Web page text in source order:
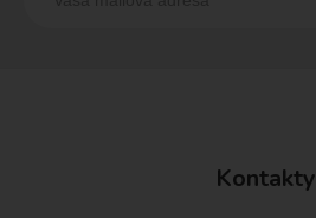
Kontakty